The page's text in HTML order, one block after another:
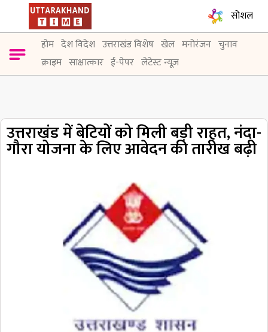
सोशल
होम देश विदेश उत्तराखंड विशेष खेल मनोरंजन चुनाव
क्राइम साक्षात्कार ई-पेपर लेटेस्ट न्यूज़
उत्तराखंड में बेटियों को मिली बड़ी राहत, नंदा-
गौरा योजना के लिए आवेदन की तारीख बढ़ी